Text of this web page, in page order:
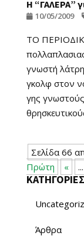
Η “ΓΑΛΕΡΑ”
10/05/2009
ΤΟ
γνωστή
γκολφ στον
γης γνωστούς
Σελίδα 66
Πρώτη
« ...
Άρθρα